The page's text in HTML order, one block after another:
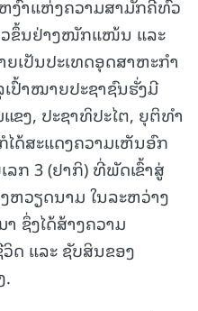
ງົ້າແຫ່ງຄວາມສາມັກຄີທົ່ວ
ວຂຶ້ນຢ່າງໜັກແໜ້ນ ແລະ
ເປັນປະເທດອຸດສາຫະກໍາ
ປົ້າໝາຍປະຊາຊົນຮັ່ງມີ
ຂງ, ປະຊາທິປະໄຕ, ຍຸຕິທໍາ
ດ້ສະແດງຄວາມເຫັນອົກ
ກ 3 (ຢາກິ) ທີ່ພັດເຂົ້າສູ່
ວຽດນາມ ໃນລະຫວ່າງ
ຊຶ່ງໄດ້ສ້າງຄວາມ
ດ ແລະ ຊັບສິນຂອງ
.